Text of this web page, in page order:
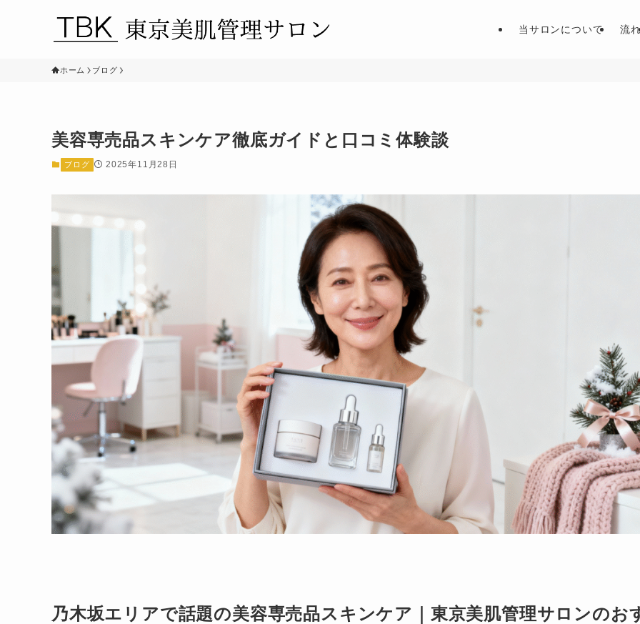
当サロンについて 流
ホーム ブログ
美容専売品スキンケア徹底ガイドと口コミ体験談
ブログ 2025年11月28日
乃木坂エリアで話題の美容専売品スキンケア｜東京美肌管理サロンのお